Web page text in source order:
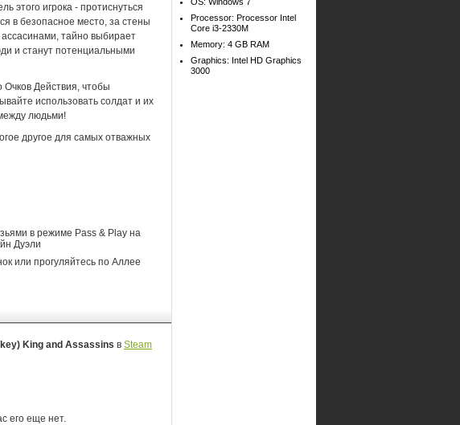
этого игрока - протиснуться
в безопасное место, за стены
тайно выбирает
и станут потенциальными
Очков Действия, чтобы
использовать солдат и их
людьми!
другое для самых отважных
в режиме Pass & Play на
Дуэли
или прогуляйтесь по Аллее
King and Assassins в Steam
его еще нет.
Processor: Processor Intel
Core i3-2330M
Memory: 4 GB RAM
Graphics: Intel HD Graphics
3000